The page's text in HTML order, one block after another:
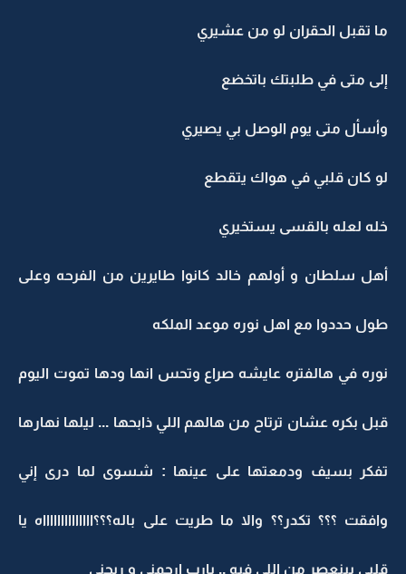
ما تقبل الحقران لو من عشيري
إلى متى في طلبتك باتخضع
وأسأل متى يوم الوصل بي يصيري
لو كان قلبي في هواك يتقطع
خله لعله بالقسى يستخيري
أهل سلطان و أولهم خالد كانوا طايرين من الفرحه وعلى
طول حددوا مع اهل نوره موعد الملكه
نوره في هالفتره عايشه صراع وتحس انها ودها تموت اليوم
قبل بكره عشان ترتاح من هالهم اللي ذابحها ... ليلها نهارها
تفكر بسيف ودمعتها على عينها : شسوى لما درى إني
وافقت ؟؟؟ تكدر؟؟ والا ما طريت على باله؟؟؟ااااااااااااااه يا
قلبي بينعصر من اللي فيه .. يارب ارحمني و ريحني